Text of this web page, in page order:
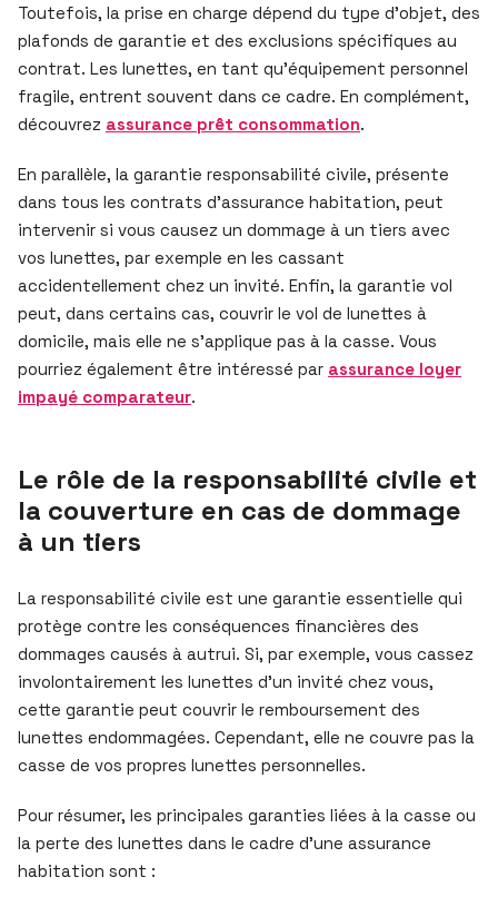
Toutefois, la prise en charge dépend du type d’objet, des
plafonds de garantie et des exclusions spécifiques au
contrat. Les lunettes, en tant qu’équipement personnel
fragile, entrent souvent dans ce cadre. En complément,
découvrez assurance prêt consommation.
En parallèle, la garantie responsabilité civile, présente
dans tous les contrats d’assurance habitation, peut
intervenir si vous causez un dommage à un tiers avec
vos lunettes, par exemple en les cassant
accidentellement chez un invité. Enfin, la garantie vol
peut, dans certains cas, couvrir le vol de lunettes à
domicile, mais elle ne s’applique pas à la casse. Vous
pourriez également être intéressé par assurance loyer
impayé comparateur.
Le rôle de la responsabilité civile et
la couverture en cas de dommage
à un tiers
La responsabilité civile est une garantie essentielle qui
protège contre les conséquences financières des
dommages causés à autrui. Si, par exemple, vous cassez
involontairement les lunettes d’un invité chez vous,
cette garantie peut couvrir le remboursement des
lunettes endommagées. Cependant, elle ne couvre pas la
casse de vos propres lunettes personnelles.
Pour résumer, les principales garanties liées à la casse ou
la perte des lunettes dans le cadre d’une assurance
habitation sont :